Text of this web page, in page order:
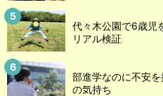
代々木公園で6歳児
リアル検証
部進学なのに不安
の気持ち